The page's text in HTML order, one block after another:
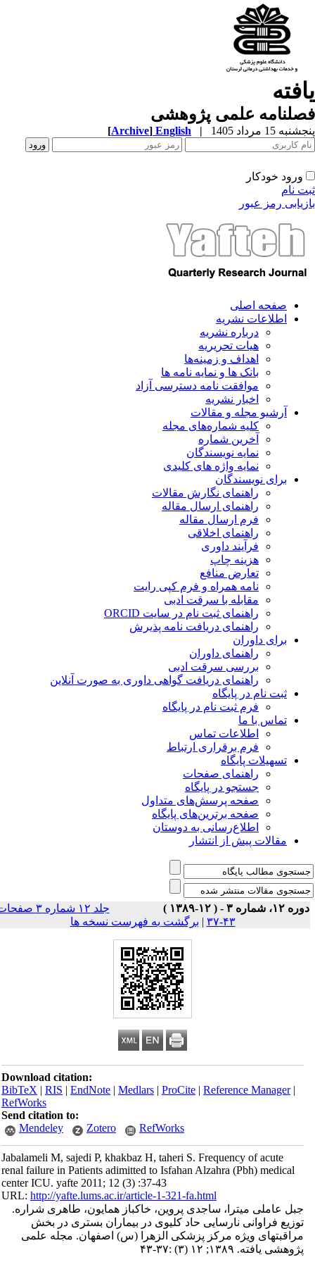
علمی پژوهشی
15 مرداد 1405 |
English
[Archive]
ورود خودکار
نام
رمز عبور
صفحه اصلی
اطلاعات نشریه
درباره نشریه
هیات تحریریه
اهداف و زمینه‌ها
بانک ها و نمایه نامه ها
موافقت نامه دسترسی آزاد
اخبار نشریه
آرشیو مجله و مقالات
کلیه شماره‌های مجله
آخرین شماره
نمایه نویسندگان
نمایه واژه های کلیدی
برای نویسندگان
راهنمای نگارش مقالات
راهنمای ارسال مقاله
فرم ارسال مقاله
راهنمای اخلاقی
فرآیند داوری
هزینه چاپ
تعارض منافع
نامه همراه و فرم کپی رایت
مقابله با سرقت ادبی
راهنمای ثبت نام در سایت ORCID
راهنمای دریافت نامه پذیرش
برای داوران
راهنمای داوران
بررسی سرقت ادبی
راهنمای دریافت گواهی داوری به صورت آنلاین
ثبت نام در پایگاه
فرم ثبت نام در پایگاه
تماس با ما
اطلاعات تماس
فرم برقراری ارتباط
تسهیلات پایگاه
راهنمای صفحات
جستجو در پایگاه
صفحه پرسش‌های متداول
صفحه برترین‌های پایگاه
اطلاع‌رسانی به دوستان
مقالات پیش از انتشار
۱۲، شماره ۳ - ( ۱۲-۱۳۸۹ )
جلد ۱۲ شماره ۳ صفحات
۴۳-۳۷
|برگشت به فهرست نسخه ها
Download citation:
BibTeX|RIS|EndNote|Medlars|ProCite|Reference Manager
RefWorks
Send citation to:
Mendeley
Zotero RefWorks
Jabalameli M, sajedi P, khakbaz H, taheri S. Frequency of acute
renal failure in Patients adimitted to Isfahan Alzahra (Pbh) medical
center ICU. yafte 2011; 12 (3) :37-43
URL:http://yafte.lums.ac.ir/article-1-321-fa.html
جبل عاملی میترا، ساجدی پروین، خاکباز همایون، طاهری شراره.
توزیع فراوانی نارسایی حاد کلیوی در بیماران بستری در بخش
مراقبتهای ویژه مرکز پزشکی الزهرا (س) اصفهان. مجله علمی
پژوهشی یافته. ۱۳۸۹; ۱۲ (۳) :۳۷-۴۳